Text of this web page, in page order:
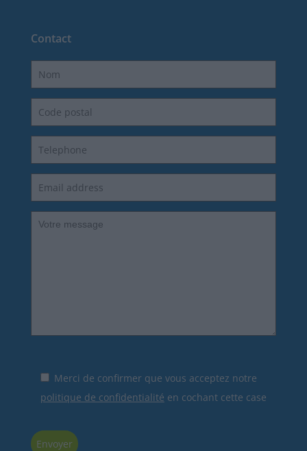
Contact
Merci de confirmer que vous acceptez notre
politique de confidentialité en cochant cette case